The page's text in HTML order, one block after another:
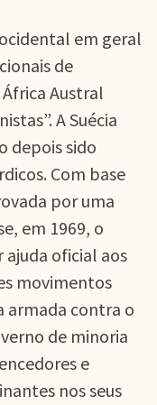
em geral
de
Austral
A Suécia
depois sido
Com base
por uma
em 1969, o
ajuda oficial aos
movimentos
armada contra o
de minoria
e
nos seus